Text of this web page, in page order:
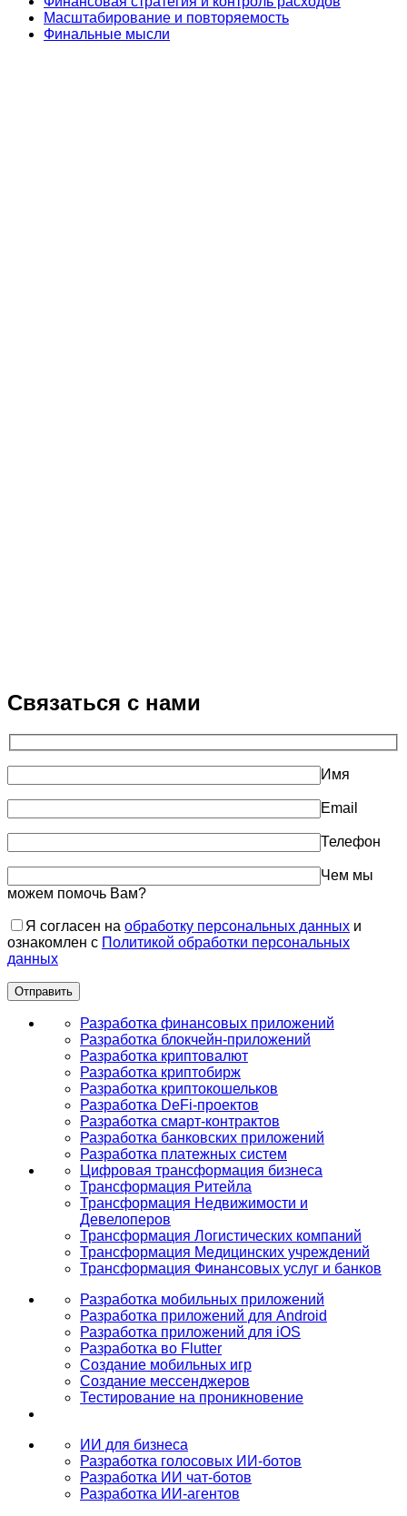
Масштабирование и повторяемость
Финальные мысли
Связаться с нами
Имя
Email
Телефон
Чем мы
можем помочь Вам?
Я согласен на обработку персональных данных и
ознакомлен с Политикой обработки персональных
данных
Разработка финансовых приложений
Разработка блокчейн-приложений
Разработка криптовалют
Разработка криптобирж
Разработка криптокошельков
Разработка DeFi-проектов
Разработка смарт-контрактов
Разработка банковских приложений
Разработка платежных систем
Цифровая трансформация бизнеса
Трансформация Ритейла
Трансформация Недвижимости и
Девелоперов
Трансформация Логистических компаний
Трансформация Медицинских учреждений
Трансформация Финансовых услуг и банков
Разработка мобильных приложений
Разработка приложений для Android
Разработка приложений для iOS
Разработка во Flutter
Создание мобильных игр
Создание мессенджеров
Тестирование на проникновение
ИИ для бизнеса
Разработка голосовых ИИ-ботов
Разработка ИИ чат-ботов
Разработка ИИ-агентов